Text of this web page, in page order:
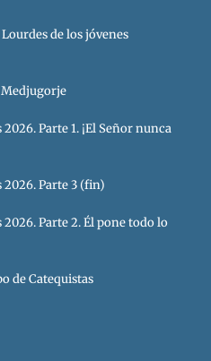
de los jóvenes
Parte 1. ¡El Señor nunca
Parte 3 (fin)
Parte 2. Él pone todo lo
de Catequistas